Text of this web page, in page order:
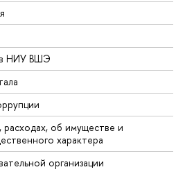
в НИУ ВШЭ
об имуществе и
характера
организации